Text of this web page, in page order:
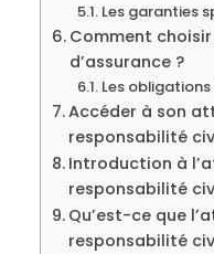
Les garanties
Comment
d’assurance ?
Les
Accéder à son
responsabilité
Introduction à
responsabilité
Qu’est-ce que
responsabilité